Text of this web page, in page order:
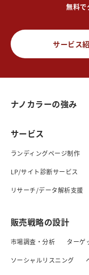
無料で
サービス
ナノカラーの強み
サービス
ランディングページ制作
LP/サイト診断サービス
リサーチ/データ解析支援
販売戦略の設計
市場調査・分析 ターゲ
ソーシャルリスニング